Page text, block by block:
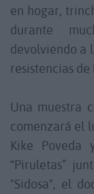
en hogar,
durante
devolviendo a
resistencias de
Una muestra
comenzará el
Kike Poveda
“Piruletas”
"Sidosa", el